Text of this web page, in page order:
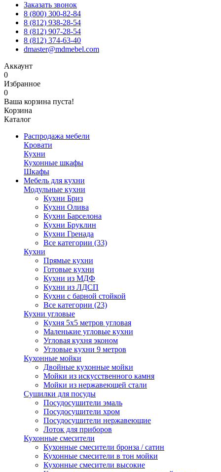
Заказать звонок
8 (800) 300-82-84
8 (812) 938-28-54
8 (812) 907-28-54
8 (812) 374-63-40
dmaster@mdmebel.com
Аккаунт
0
Избранное
0
Ваша корзина пуста!
Корзина
Каталог
Распродажа мебели
Кровати
Кухни
Кухонные шкафы
Шкафы
Мебель для кухни
Модульные кухни
Кухни Бриз
Кухни Олива
Кухни Барселона
Кухни Бруклин
Кухни Гренада
Все категории (33)
Кухни
Прямые кухни
Готовые кухни
Кухни из МДФ
Кухни из ЛДСП
Кухни с барной стойкой
Все категории (23)
Кухни угловые
Кухня 5х5 метров угловая
Маленькие угловые кухни
Угловая кухня эконом
Угловые кухни 9 метров
Кухонные мойки
Двойные кухонные мойки
Мойки из искусственного камня
Мойки из нержавеющей стали
Сушилки для посуды
Посудосушители эмаль
Посудосушители хром
Посудосушители нержавеющие
Лоток для приборов
Кухонные смесители
Кухонные смесители бронза / сатин
Кухонные смесители в тон мойки
Кухонные смесители высокие